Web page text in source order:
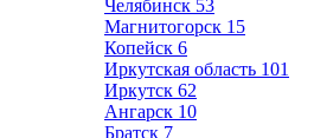
Челябинск 53
Магнитогорск 15
Копейск 6
Иркутская область 101
Иркутск 62
Ангарск 10
Братск 7